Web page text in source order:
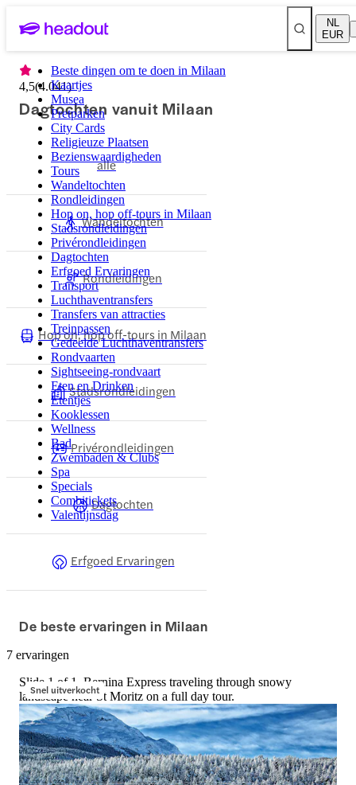
NL
EUR
Beste dingen om te doen in Milaan
Kaartjes
Musea
Pretparken
City Cards
Religieuze Plaatsen
Bezienswaardigheden
Tours
Wandeltochten
Rondleidingen
Hop on, hop off-tours in Milaan
Stadsrondleidingen
Privérondleidingen
Dagtochten
Erfgoed Ervaringen
Transport
Luchthaventransfers
Transfers van attracties
Treinpassen
Gedeelde Luchthaventransfers
Rondvaarten
Sightseeing-rondvaart
Eten en Drinken
Etentjes
Kooklessen
Wellness
Bad
Zwembaden & Clubs
Spa
Specials
Combitickets
Valentijnsdag
4,5(4.041)
Dagtochten vanuit Milaan
alle
Wandeltochten
Rondleidingen
Hop on, hop off-tours in Milaan
Stadsrondleidingen
Privérondleidingen
Dagtochten
Erfgoed Ervaringen
De beste ervaringen in Milaan
7 ervaringen
Snel uitverkocht
Slide 1 of 1, Bernina Express traveling through snowy
landscape near St Moritz on a full day tour.